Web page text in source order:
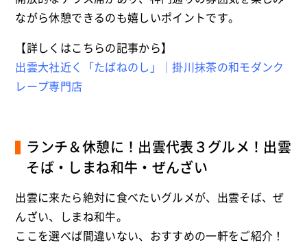
ながら休憩できるのも嬉しいポイントです。
【詳しくはこちらの記事から】
出雲大社近く「たばねのし」｜掛川抹茶の和モダンク
レープ専門店
ランチ＆休憩に！出雲代表３グルメ！出雲
そば・しまね和牛・ぜんざい
出雲に来たら絶対に食べたいグルメが、出雲そば、ぜ
んざい、しまね和牛。
ここを選べば間違いない、おすすめの一軒をご紹介！